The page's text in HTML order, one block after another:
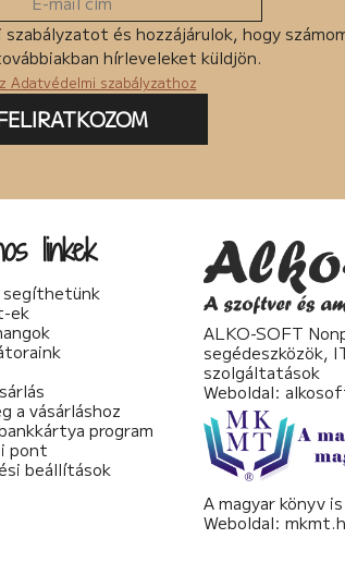
és hozzájárulok, hogy
hírleveleket küldjön.
Adatvédelmi szabályzathoz
linkek
segíthetünk
ek
a vásárláshoz
program
pont
beállítások
ALKO-SOFT
segédeszközök,
szolgáltatások
Weboldal:
A magyar könyv
Weboldal: